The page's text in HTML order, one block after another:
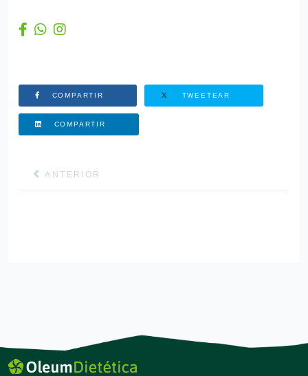
COMPARTIR TWEETEAR
COMPARTIR
ARTÍCULO ANTERIOR: LA IMPORTANCIA DEL DHA
ANTERIOR